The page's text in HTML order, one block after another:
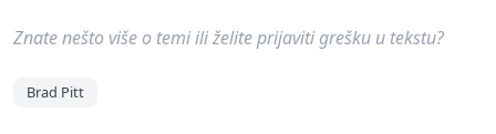
Znate nešto više o temi ili želite prijaviti grešku u tekstu?
Brad Pitt